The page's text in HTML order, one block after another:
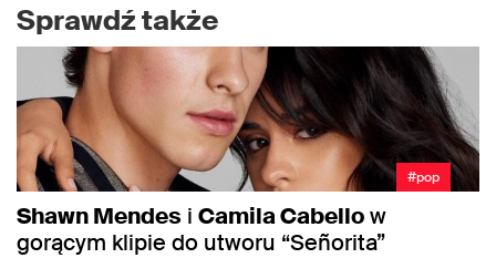
Sprawdź także
#pop
Shawn Mendes i Camila Cabellow
gorącym klipie do utworu “Señorita”